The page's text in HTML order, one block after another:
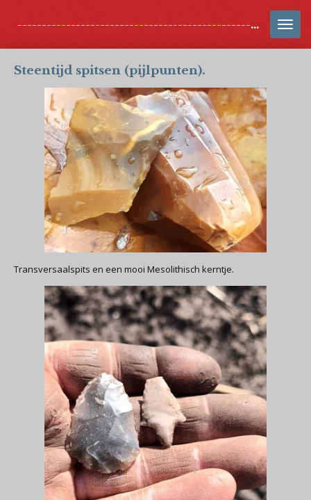
direct
hoofdinhoud
-------------------------------------------------------------------------
Steentijd spitsen (pijlpunten).
Transversaalspits en een mooi Mesolithisch kerntje.